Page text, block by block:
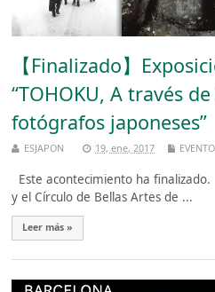
【Finalizado】
“TOHOKU, A través
fotógrafos japoneses”
ESJAPON 19, ene, 2017
Este acontecimiento ha
y el Círculo de Bellas Artes de ...
Leer más »